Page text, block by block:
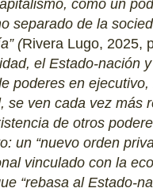
como un
separado de la
(Rivera Lugo, 2025,
el Estado-nación
poderes en
se ven cada vez más
de otros
un “nuevo orden
vinculado con la
“rebasa al Estado-